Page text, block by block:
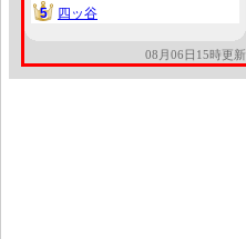
5
5 四ッ谷
08月06日15時更新